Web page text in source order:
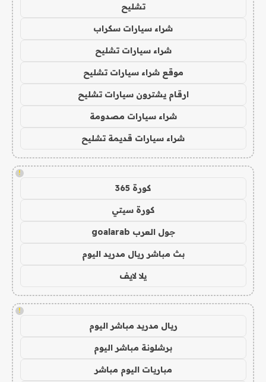
تشليح
شراء سيارات سكراب
شراء سيارات تشليح
موقع شراء سيارات تشليح
ارقام يشترون سيارات تشليح
شراء سيارات مصدومة
شراء سيارات قديمة تشليح
!
كورة 365
كورة سيتي
جول العرب goalarab
بث مباشر ريال مدريد اليوم
يلا لايف
!
ريال مدريد مباشر اليوم
برشلونة مباشر اليوم
مباريات اليوم مباشر